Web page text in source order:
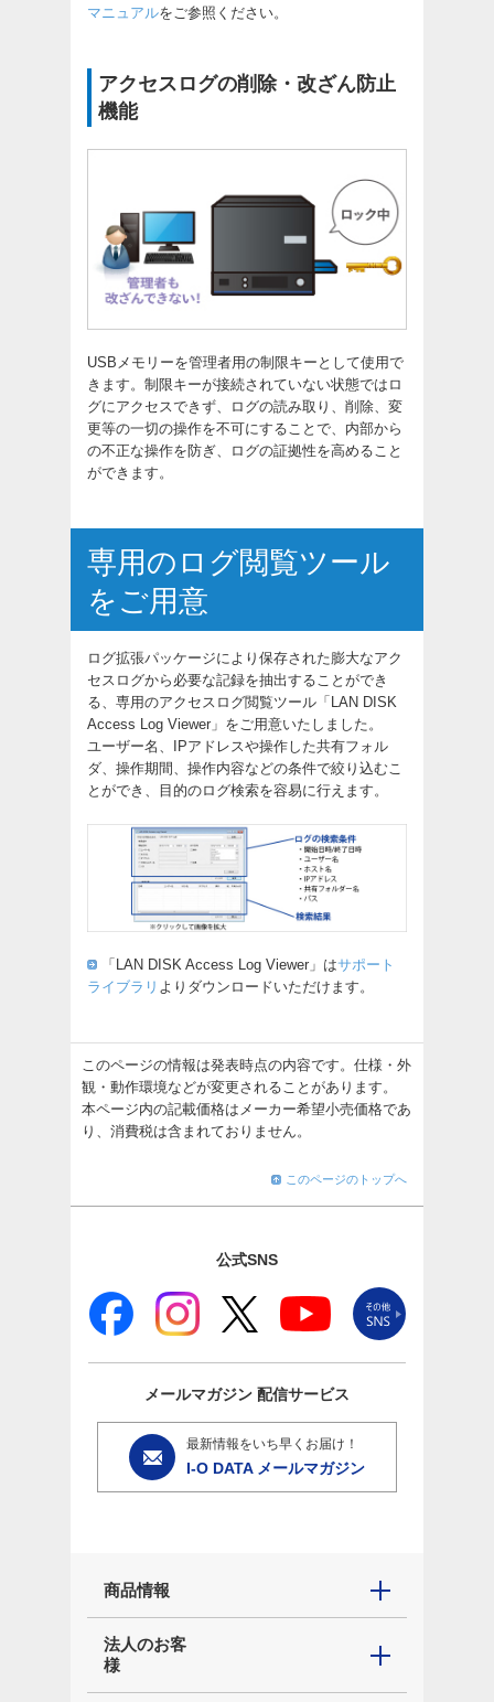
マニュアルをご参照ください。
アクセスログの削除・改ざん防止
機能
USBメモリーを管理者用の制限キーとして使用で
きます。制限キーが接続されていない状態ではロ
グにアクセスできず、ログの読み取り、削除、変
更等の一切の操作を不可にすることで、内部から
の不正な操作を防ぎ、ログの証拠性を高めること
ができます。
専用のログ閲覧ツール
をご用意
ログ拡張パッケージにより保存された膨大なアク
セスログから必要な記録を抽出することができ
る、専用のアクセスログ閲覧ツール「LAN DISK
Access Log Viewer」をご用意いたしました。
ユーザー名、IPアドレスや操作した共有フォル
ダ、操作期間、操作内容などの条件で絞り込むこ
とができ、目的のログ検索を容易に行えます。
「LAN DISK Access Log Viewer」はサポート
ライブラリ よりダウンロードいただけます。
このページの情報は発表時点の内容です。仕様・外
観・動作環境などが変更されることがあります。
本ページ内の記載価格はメーカー希望小売価格であ
り、消費税は含まれておりません。
このページのトップへ
公式SNS
メールマガジン 配信サービス
最新情報をいち早くお届け！
I-O DATA メールマガジン
商品情報
法人のお客
様